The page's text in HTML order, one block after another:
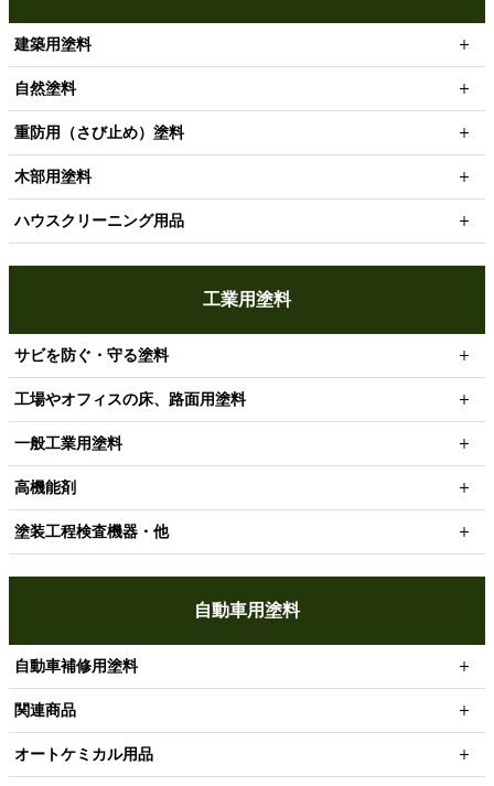
建築用塗料
自然塗料
重防用（さび止め）塗料
木部用塗料
ハウスクリーニング用品
工業用塗料
サビを防ぐ・守る塗料
工場やオフィスの床、路面用塗料
一般工業用塗料
高機能剤
塗装工程検査機器・他
自動車用塗料
自動車補修用塗料
関連商品
オートケミカル用品